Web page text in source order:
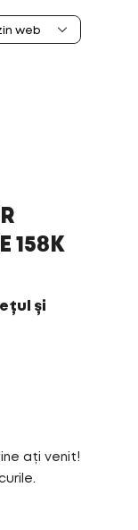
158K
și
ați venit!